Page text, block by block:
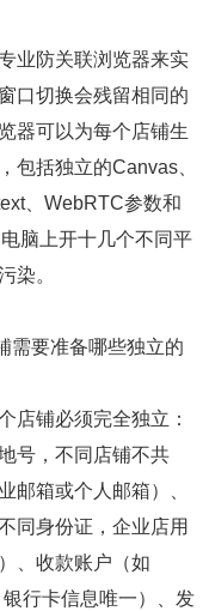
防关联浏览器来实
口切换会残留相同的
器可以为每个店铺生
包括独立的Canvas、
、WebRTC参数和
脑上开十几个不同平
染。
需要准备哪些独立的
铺必须完全独立：
号，不同店铺不共
邮箱或个人邮箱）、
同身份证，企业店用
、收款账户（如
行卡信息唯一）、发